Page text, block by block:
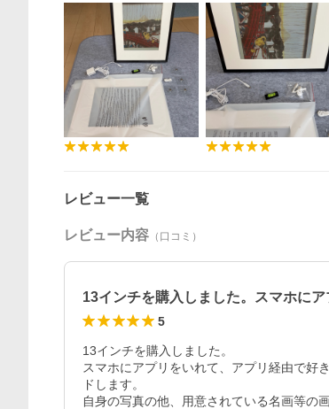
レビュー一覧
レビュー内容 （口コミ）
13インチを購入しました。スマホに
5
13インチを購入しました。
スマホにアプリをいれて、アプリ経由で好
ドします。
自身の写真の他、用意されている名画等の